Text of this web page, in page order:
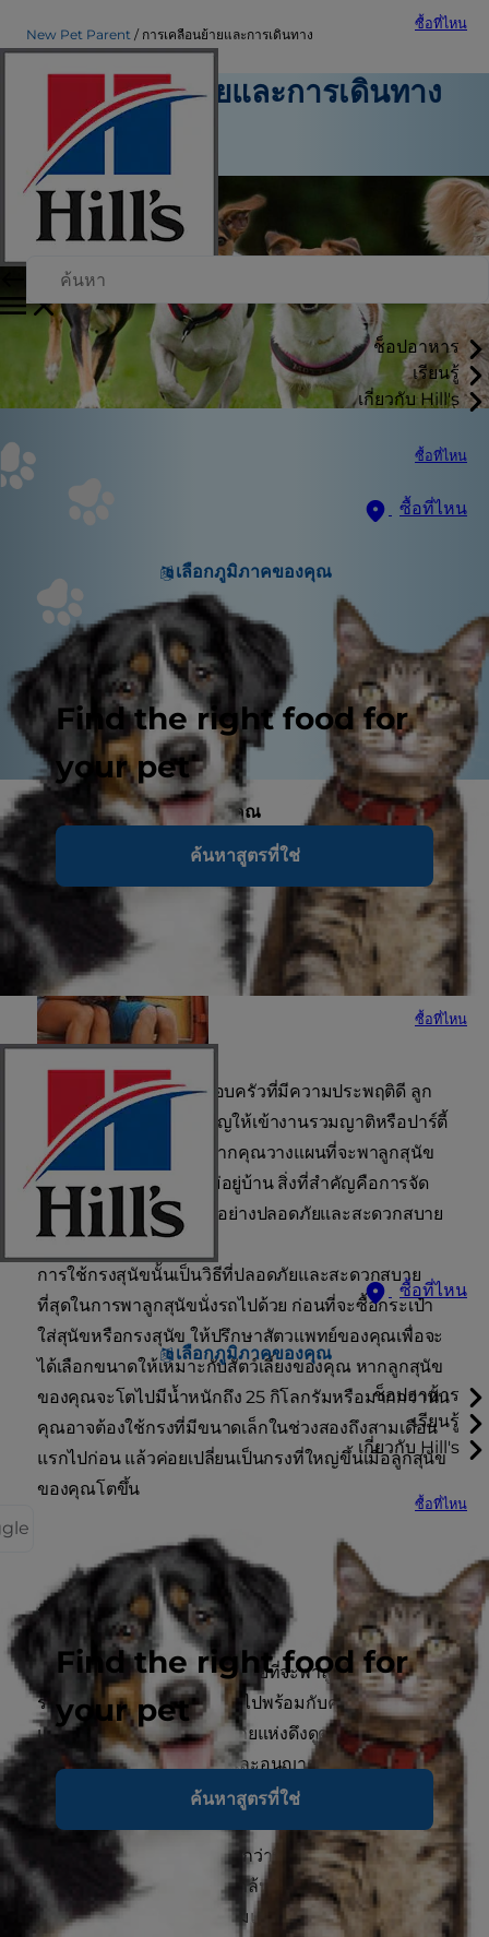
ซื้อที่ไหน
ช็อปอาหาร
เรียนรู้
เกี่ยวกับ Hill's
ซื้อที่ไหน
ซื้อที่ไหน
เลือกภูมิภาคของคุณ
Find the right food for
your pet
ค้นหาสูตรที่ใช่
ซื้อที่ไหน
ซื้อที่ไหน
เลือกภูมิภาคของคุณ
ช็อปอาหาร
เรียนรู้
เกี่ยวกับ Hill's
ซื้อที่ไหน
Find the right food for
your pet
ค้นหาสูตรที่ใช่
New Pet Parent การเคลื่อนย้ายและการเดินทาง
การเคลื่อนย้ายและการเดินทาง
เจ้าของสัตว์เลี้ยงมือใหม่
ทีมงานผู้เขียน
การเคลื่อนย้ายลูกสุนัขของคุณ
ในฐานะที่เป็นสมาชิกครอบครัวที่มีความประพฤติดี ลูก
สุนัขของคุณอาจได้รับเชิญให้เข้างานรวมญาติหรือปาร์ตี้
บาร์บีคิวของเพื่อนบ้าน หากคุณวางแผนที่จะพาลูกสุนัข
ของคุณไปด้วยเมื่อคุณไม่อยู่บ้าน สิ่งที่สำคัญคือการจัด
เตรียมวิธีเคลื่อนย้ายสุนัขอย่างปลอดภัยและสะดวกสบาย
การใช้กรงสุนัขนั้นเป็นวิธีที่ปลอดภัยและสะดวกสบาย
ที่สุดในการพาลูกสุนัขนั่งรถไปด้วย ก่อนที่จะซื้อกระเป๋า
ใส่สุนัขหรือกรงสุนัข ให้ปรึกษาสัตวแพทย์ของคุณเพื่อจะ
ได้เลือกขนาดให้เหมาะกับสัตว์เลี้ยงของคุณ หากลูกสุนัข
ของคุณจะโตไปมีน้ำหนักถึง 25 กิโลกรัมหรือมากกว่านั้น
คุณอาจต้องใช้กรงที่มีขนาดเล็กในช่วงสองถึงสามเดือน
แรกไปก่อน แล้วค่อยเปลี่ยนเป็นกรงที่ใหญ่ขึ้นเมื่อลูกสุนัข
ของคุณโตขึ้น
การพาลูกสุนัขของคุณเดินทาง
ในปัจจุบัน คุณมีโอกาสมากมายที่จะพาลูกสุนัขของคุณ
ร่วมการผจญภัยที่สนุกสนานไปพร้อมกับคุณ อันที่จริง
แล้ว โรงแรมและรีสอร์ทหลายแห่งดึงดูดให้คุณเข้าใช้
บริการด้วยการต้อนรับคุณและอนุญาตให้พาสัตว์เลี้ยง
ของคุณเข้ามาได้ด้วย
คงไม่ต้องขยายความไปมากกว่านี้ แต่ไม่ว่าคุณจะตั้งใจ
พาลูกสุนัขของคุณไปเที่ยวใกล้หรือไกลบ้าน อย่าลืมพา
เจ้าตูบไปรับวัคซีนที่เหมาะสมและตามกำหนดก่อนการ